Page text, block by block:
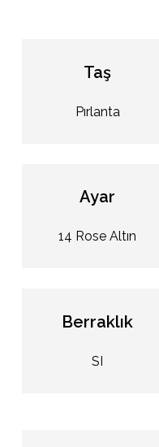
Taş
Pırlanta
Ayar
14 Rose Altın
Berraklık
SI